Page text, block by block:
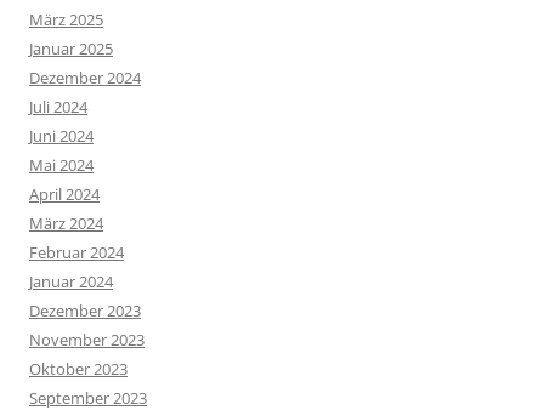
März 2025
Januar 2025
Dezember 2024
Juli 2024
Juni 2024
Mai 2024
April 2024
März 2024
Februar 2024
Januar 2024
Dezember 2023
November 2023
Oktober 2023
September 2023